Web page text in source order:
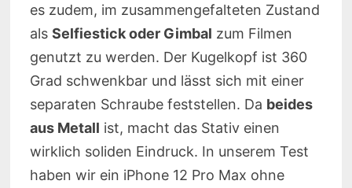
es zudem, im zusammengefalteten Zustand
als Selfiestick oder Gimbal zum Filmen
genutzt zu werden. Der Kugelkopf ist 360
Grad schwenkbar und lässt sich mit einer
separaten Schraube feststellen. Da beides
aus Metall ist, macht das Stativ einen
wirklich soliden Eindruck. In unserem Test
haben wir ein iPhone 12 Pro Max ohne